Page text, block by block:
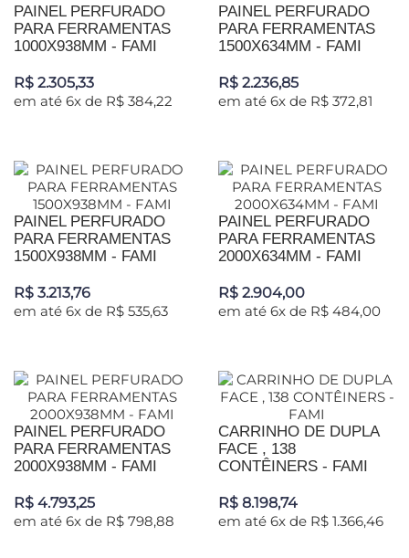
PAINEL PERFURADO
PARA FERRAMENTAS
1000X938MM - FAMI
R$ 2.305,33
em até 6x de R$ 384,22
PAINEL PERFURADO
PARA FERRAMENTAS
1500X634MM - FAMI
R$ 2.236,85
em até 6x de R$ 372,81
PAINEL PERFURADO
PARA FERRAMENTAS
1500X938MM - FAMI
R$ 3.213,76
em até 6x de R$ 535,63
PAINEL PERFURADO
PARA FERRAMENTAS
2000X634MM - FAMI
R$ 2.904,00
em até 6x de R$ 484,00
PAINEL PERFURADO
PARA FERRAMENTAS
2000X938MM - FAMI
R$ 4.793,25
em até 6x de R$ 798,88
CARRINHO DE DUPLA
FACE , 138
CONTÊINERS - FAMI
R$ 8.198,74
em até 6x de R$ 1.366,46